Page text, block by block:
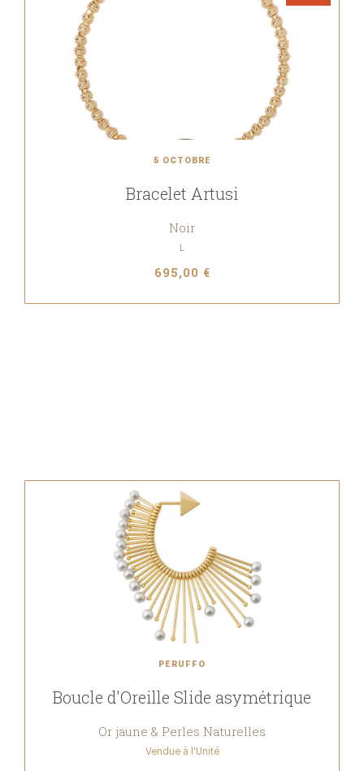
5 OCTOBRE
Bracelet Artusi
Noir
695,00 €
PERUFFO
Boucle d'Oreille Slide asymétrique
Or jaune & Perles Naturelles
Vendue à l'Unité